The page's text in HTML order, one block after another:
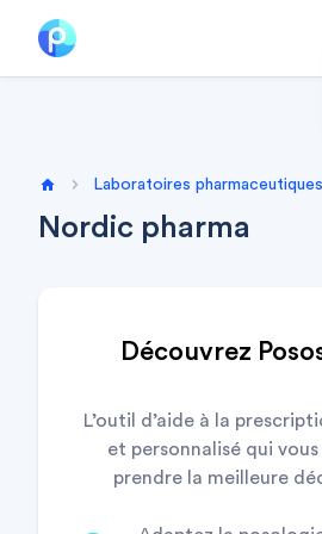
Home
Laboratoires pharmaceutiques
Nordic pharma
Découvrez
L’outil d’aide à la
et personnalisé qui vous
prendre la meilleure